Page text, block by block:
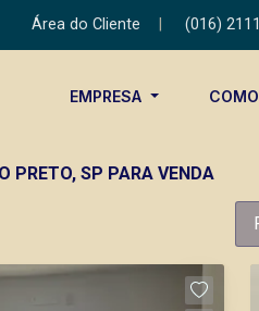
Área do Cliente (016)
EMPRESA
PRETO, SP PARA VENDA